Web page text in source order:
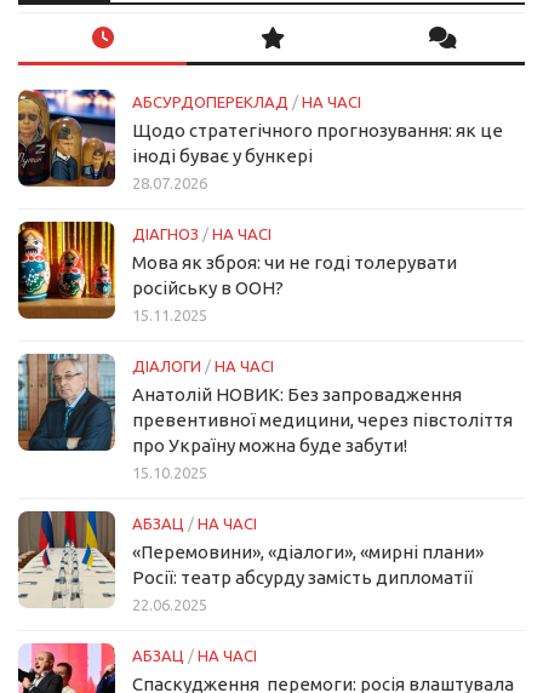
АБСУРДОПЕРЕКЛАД / НА ЧАСІ
Щодо стратегічного прогнозування: як це
іноді буває у бункері
28.07.2026
ДІАГНОЗ / НА ЧАСІ
Мова як зброя: чи не годі толерувати
російську в ООН?
15.11.2025
ДІАЛОГИ / НА ЧАСІ
Анатолій НОВИК: Без запровадження
превентивної медицини, через півстоліття
про Україну можна буде забути!
15.10.2025
АБЗАЦ / НА ЧАСІ
«Перемовини», «діалоги», «мирні плани»
Росії: театр абсурду замість дипломатії
22.06.2025
АБЗАЦ / НА ЧАСІ
Спаскудження перемоги: росія влаштувала